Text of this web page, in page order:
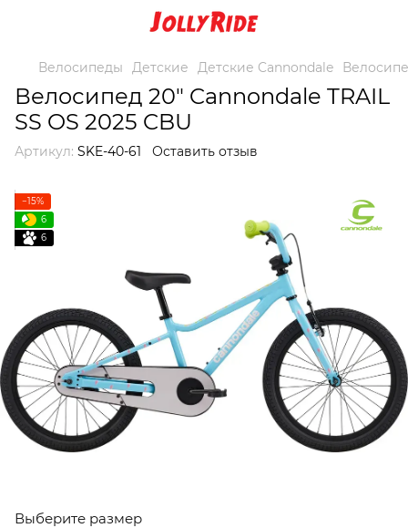
Велосипеды Детские Детские Cannondale
Велосипед 20" Cannondale TRAIL
SS OS 2025 CBU
Артикул: SKE-40-61 Оставить отзыв
−15%
6
6
Выберите размер